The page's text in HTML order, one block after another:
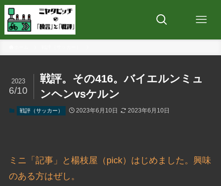
戦評。その416。バイエルンミュ
ンヘンvsケルン
2023
6/10
戦評（サッカー） 2023年6月10日 2023年6月10日
ミニ「記事」と楊枝屋（pick）はじめました。興味
のある方はぜし。